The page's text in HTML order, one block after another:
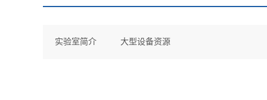
实验室简介 大型设备资源